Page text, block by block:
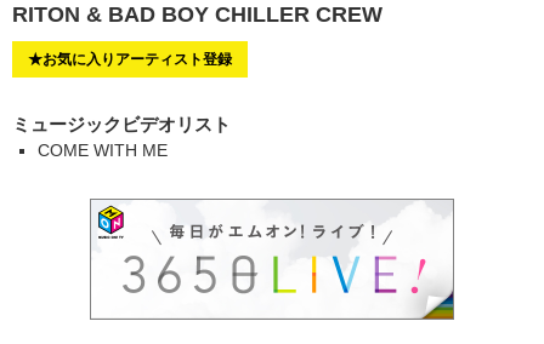
RITON & BAD BOY CHILLER CREW
★お気に入りアーティスト登録
ミュージックビデオリスト
COME WITH ME